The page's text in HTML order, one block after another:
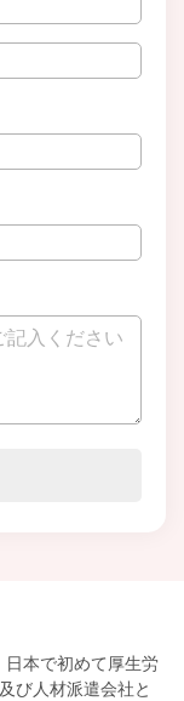
日本で初めて厚生労
び人材派遣会社と